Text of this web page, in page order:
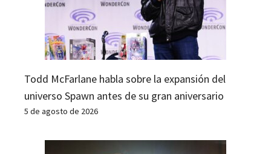
Todd McFarlane habla sobre la expansión del
universo Spawn antes de su gran aniversario
5 de agosto de 2026